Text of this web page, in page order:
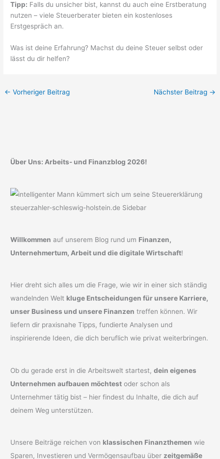
Tipp: Falls du unsicher bist, kannst du auch eine Erstberatung
nutzen – viele Steuerberater bieten ein kostenloses
Erstgespräch an.
Was ist deine Erfahrung? Machst du deine Steuer selbst oder
lässt du dir helfen?
← Vorheriger Beitrag Nächster Beitrag →
Über Uns: Arbeits- und Finanzblog 2026!
Willkommen auf unserem Blog rund um Finanzen,
Unternehmertum, Arbeit und die digitale Wirtschaft!
Hier dreht sich alles um die Frage, wie wir in einer sich ständig
wandelnden Welt kluge Entscheidungen für unsere Karriere,
unser Business und unsere Finanzen treffen können. Wir
liefern dir praxisnahe Tipps, fundierte Analysen und
inspirierende Ideen, die dich beruflich wie privat weiterbringen.
Ob du gerade erst in die Arbeitswelt startest,dein eigenes
Unternehmen aufbauen möchtest oder schon als
Unternehmer tätig bist – hier findest du Inhalte, die dich auf
deinem Weg unterstützen.
Unsere Beiträge reichen von klassischen Finanzthemen wie
Sparen, Investieren und Vermögensaufbau über zeitgemäße